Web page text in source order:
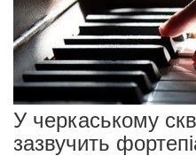
У черкаському
зазвучить